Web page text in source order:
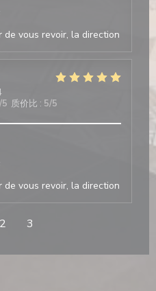
de vous revoir, la direction
/5 质价比 : 5/5
de vous revoir, la direction
2 3